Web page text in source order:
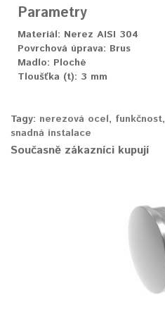
Parametry
Materiál: Nerez AISI 304
Povrchová úprava: Brus
Madlo: Ploché
Tloušťka (t): 3 mm
Tagy: nerezová ocel, funkčnost,
snadná instalace
Současně zákazníci kupují